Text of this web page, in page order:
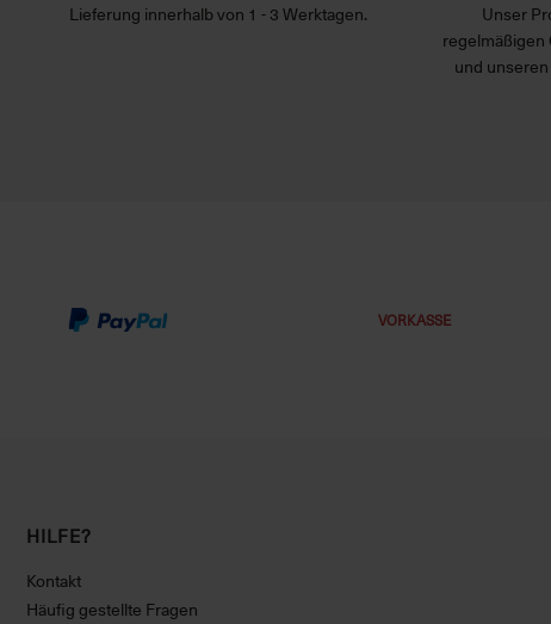
Lieferung innerhalb von 1 - 3 Werktagen.
Unser
regelmäßigen
und
VORKASSE
HILFE?
Kontakt
Häufig gestellte Fragen